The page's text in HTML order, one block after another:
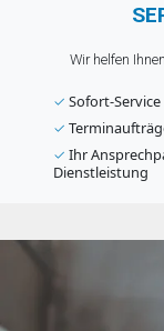
Wir helfen
✓ Sofort-Service
✓
✓ Ihr
Dienstleistung